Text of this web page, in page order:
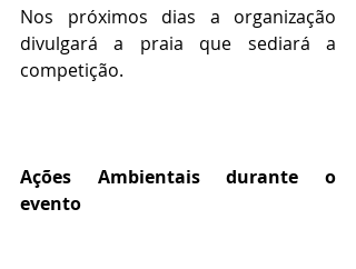
Nos próximos dias a organização
divulgará a praia que sediará a
competição.
Ações Ambientais durante o
evento